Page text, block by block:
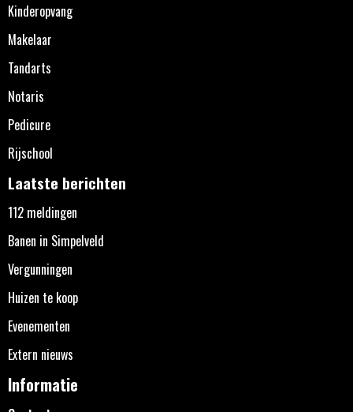
Kinderopvang
Makelaar
Tandarts
Notaris
Pedicure
Rijschool
Laatste berichten
112 meldingen
Banen in Simpelveld
Vergunningen
Huizen te koop
Evenementen
Extern nieuws
Informatie